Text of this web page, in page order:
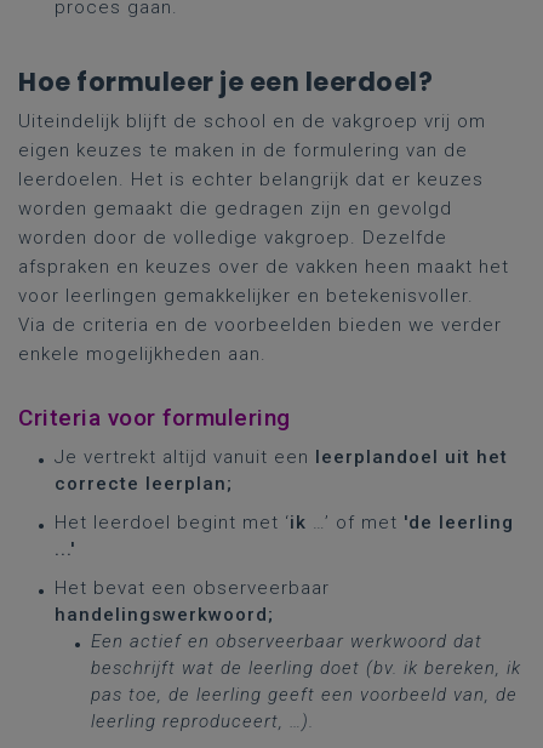
proces gaan.
Hoe formuleer je een leerdoel?
Uiteindelijk blijft de school en de vakgroep vrij om
eigen keuzes te maken in de formulering van de
leerdoelen. Het is echter belangrijk dat er keuzes
worden gemaakt die gedragen zijn en gevolgd
worden door de volledige vakgroep. Dezelfde
afspraken en keuzes over de vakken heen maakt het
voor leerlingen gemakkelijker en betekenisvoller.
Via de criteria en de voorbeelden bieden we verder
enkele mogelijkheden aan.
Criteria voor formulering
Je vertrekt altijd vanuit een leerplandoel uit het
correcte leerplan;
Het leerdoel begint met ‘ik …’ of met 'de leerling
...'
Het bevat een observeerbaar
handelingswerkwoord;
Een actief en observeerbaar werkwoord dat
beschrijft wat de leerling doet (bv. ik bereken, ik
pas toe, de leerling geeft een voorbeeld van, de
leerling reproduceert, …).